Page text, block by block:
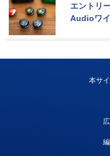
エントリ
Audioワイ
本サ